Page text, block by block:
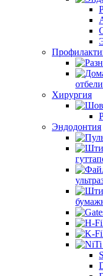
Хирургия
Эндодонтия